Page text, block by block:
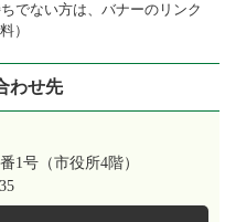
でない方は、バナーのリンク
）
わせ先
1号（市役所4階）